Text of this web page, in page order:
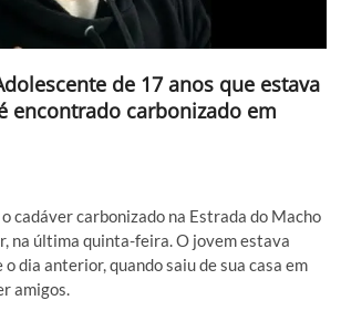
de 17 anos que estava
encontrado carbonizado em
cadáver carbonizado na Estrada do Macho
na última quinta-feira. O jovem estava
dia anterior, quando saiu de sua casa em
amigos.